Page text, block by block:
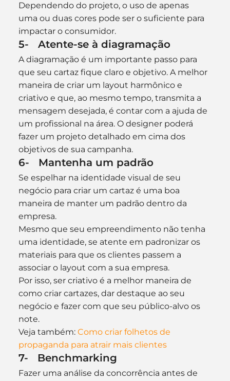
Dependendo do projeto, o uso de apenas
uma ou duas cores pode ser o suficiente para
impactar o consumidor.
5-   Atente-se à diagramação
A diagramação é um importante passo para
que seu cartaz fique claro e objetivo. A melhor
maneira de criar um layout harmônico e
criativo e que, ao mesmo tempo, transmita a
mensagem desejada, é contar com a ajuda de
um profissional na área. O designer poderá
fazer um projeto detalhado em cima dos
objetivos de sua campanha.
6-   Mantenha um padrão
Se espelhar na identidade visual de seu
negócio para criar um cartaz é uma boa
maneira de manter um padrão dentro da
empresa.
Mesmo que seu empreendimento não tenha
uma identidade, se atente em padronizar os
materiais para que os clientes passem a
associar o layout com a sua empresa.
Por isso, ser criativo é a melhor maneira de
como criar cartazes, dar destaque ao seu
negócio e fazer com que seu público-alvo os
note.
Veja também: Como criar folhetos de
propaganda para atrair mais clientes
7-   Benchmarking
Fazer uma análise da concorrência antes de